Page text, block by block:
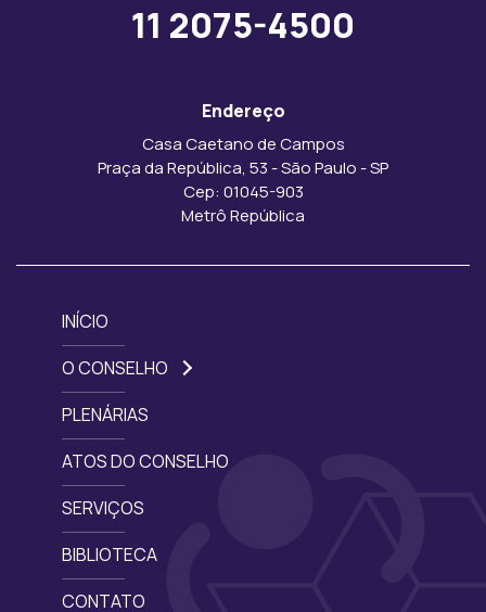
11 2075-4500
Endereço
Casa Caetano de Campos
Praça da República, 53 - São Paulo - SP
Cep: 01045-903
Metrô República
INÍCIO
O CONSELHO
PLENÁRIAS
ATOS DO CONSELHO
SERVIÇOS
BIBLIOTECA
CONTATO